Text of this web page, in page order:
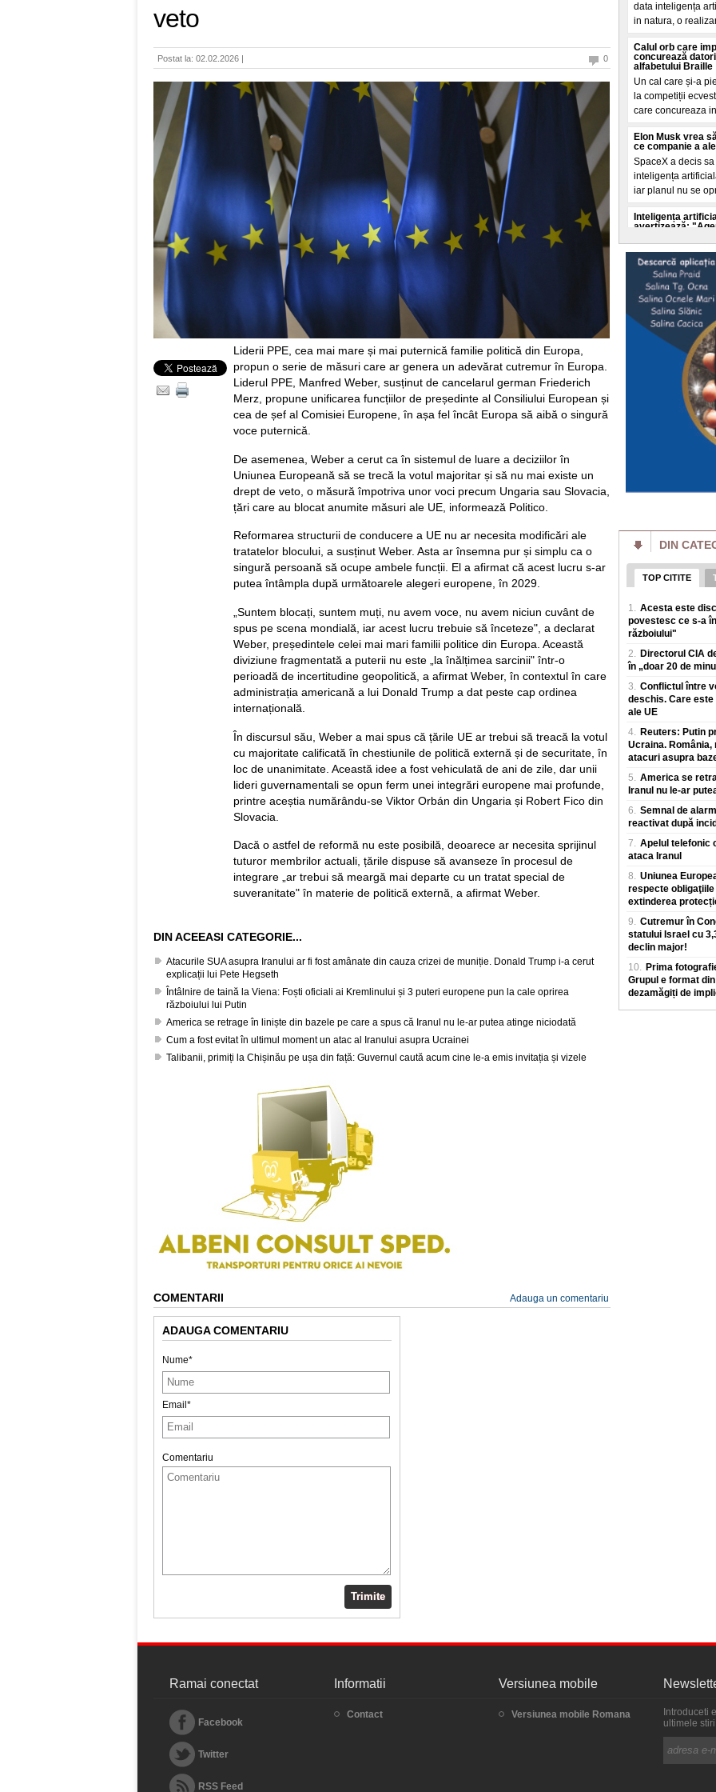
veto
Postat la: 02.02.2026 | 0
Liderii PPE, cea mai mare și mai puternică familie politică din Europa,
propun o serie de măsuri care ar genera un adevărat cutremur în Europa.
Liderul PPE, Manfred Weber, susținut de cancelarul german Friederich
Merz, propune unificarea funcțiilor de președinte al Consiliului European și
cea de șef al Comisiei Europene, în așa fel încât Europa să aibă o singură
voce puternică.
De asemenea, Weber a cerut ca în sistemul de luare a deciziilor în
Uniunea Europeană să se trecă la votul majoritar și să nu mai existe un
drept de veto, o măsură împotriva unor voci precum Ungaria sau Slovacia,
țări care au blocat anumite măsuri ale UE, informează Politico.
Reformarea structurii de conducere a UE nu ar necesita modificări ale
tratatelor blocului, a susținut Weber. Asta ar însemna pur și simplu ca o
singură persoană să ocupe ambele funcții. El a afirmat că acest lucru s-ar
putea întâmpla după următoarele alegeri europene, în 2029.
„Suntem blocați, suntem muți, nu avem voce, nu avem niciun cuvânt de
spus pe scena mondială, iar acest lucru trebuie să înceteze", a declarat
Weber, președintele celei mai mari familii politice din Europa. Această
diviziune fragmentată a puterii nu este „la înălțimea sarcinii" într-o
perioadă de incertitudine geopolitică, a afirmat Weber, în contextul în care
administrația americană a lui Donald Trump a dat peste cap ordinea
internațională.
În discursul său, Weber a mai spus că țările UE ar trebui să treacă la votul
cu majoritate calificată în chestiunile de politică externă și de securitate, în
loc de unanimitate. Această idee a fost vehiculată de ani de zile, dar unii
lideri guvernamentali se opun ferm unei integrări europene mai profunde,
printre aceștia numărându-se Viktor Orbán din Ungaria și Robert Fico din
Slovacia.
Dacă o astfel de reformă nu este posibilă, deoarece ar necesita sprijinul
tuturor membrilor actuali, țările dispuse să avanseze în procesul de
integrare „ar trebui să meargă mai departe cu un tratat special de
suveranitate" în materie de politică externă, a afirmat Weber.
DIN ACEEASI CATEGORIE...
Atacurile SUA asupra Iranului ar fi fost amânate din cauza crizei de muniție. Donald Trump i-a cerut
explicații lui Pete Hegseth
Întâlnire de taină la Viena: Foști oficiali ai Kremlinului și 3 puteri europene pun la cale oprirea
războiului lui Putin
America se retrage în liniște din bazele pe care a spus că Iranul nu le-ar putea atinge niciodată
Cum a fost evitat în ultimul moment un atac al Iranului asupra Ucrainei
Talibanii, primiți la Chișinău pe ușa din față: Guvernul caută acum cine le-a emis invitația și vizele
COMENTARII Adauga un comentariu
ADAUGA COMENTARIU
Nume*
Email*
Comentariu
Trimite
data inteligența
in natura, o
Calul orb care
concurează
alfabetului Braille
Un cal care și-a
la competiții
care concureaza
Elon Musk vrea
ce companie a
SpaceX a decis
inteligența
iar planul nu se
Inteligența
avertizează:
Experții in
accelerata a
autoritaților de a o c
Selly a intrat în
doborât de
Un nou record
litoralul
online intr-un
Putin pierde
batjocorit în mod
Vladimir Putin
miliardar din
a dat puține
Cât de bogate
o avere mai
Cele mai mari
Un eveniment
plăgi" VIDEO
Un fenomen
terenuri agricole
Al doilea cel mai
agravează. Ce îi
din ușă în ușă"
Virusul Ebola,
Congo, s-ar
sanitare, in
DIN
TOP CITITE
1. Acesta este
povestesc ce s-a
războiului"
2. Directorul CIA
în „doar 20 de
3. Conflictul între
deschis. Care
ale UE
4. Reuters: Putin
Ucraina.
atacuri asupra
5. America se
Iranul nu le-ar
6. Semnal de
reactivat după
7. Apelul telefonic
ataca Iranul
8. Uniunea
respecte
extinderea
9. Cutremur în
statului Israel cu
declin major!
10. Prima
Grupul e format
dezamăgiți de
Ramai conectat
Facebook
Twitter
RSS Feed
Informatii
Contact
Versiunea mobile
Versiunea mobile Romana
Introduceti
ultimele